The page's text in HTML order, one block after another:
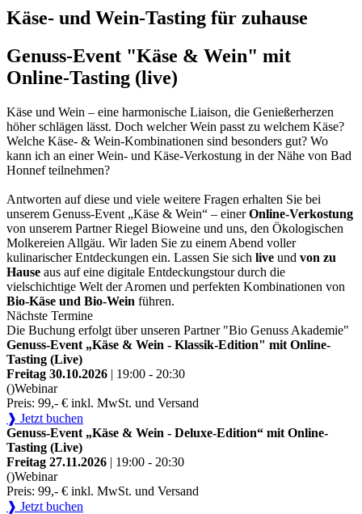
Käse- und Wein-Tasting für zuhause
Genuss-Event "Käse & Wein" mit
Online-Tasting (live)
Käse und Wein – eine harmonische Liaison, die Genießerherzen
höher schlägen lässt. Doch welcher Wein passt zu welchem Käse?
Welche Käse- & Wein-Kombinationen sind besonders gut? Wo
kann ich an einer Wein- und Käse-Verkostung in der Nähe von Bad
Honnef teilnehmen?
Antworten auf diese und viele weitere Fragen erhalten Sie bei
unserem Genuss-Event „Käse & Wein“ – einerOnline-Verkostung
von unserem Partner Riegel Bioweine und uns, den Ökologischen
Molkereien Allgäu. Wir laden Sie zu einem Abend voller
kulinarischer Entdeckungen ein. Lassen Sie sich live und von zu
Hause aus auf eine digitale Entdeckungstour durch die
vielschichtige Welt der Aromen und perfekten Kombinationen von
Bio-Käse und Bio-Wein führen.
Nächste Termine
Die Buchung erfolgt über unseren Partner "Bio Genuss Akademie"
Genuss-Event „Käse & Wein - Klassik-Edition" mit Online-
Tasting (Live)
Freitag 30.10.2026 | 19:00 - 20:30
()Webinar
Preis: 99,- € inkl. MwSt. und Versand
❱ Jetzt buchen
Genuss-Event „Käse & Wein - Deluxe-Edition“ mit Online-
Tasting (Live)
Freitag 27.11.2026 | 19:00 - 20:30
()Webinar
Preis: 99,- € inkl. MwSt. und Versand
❱ Jetzt buchen